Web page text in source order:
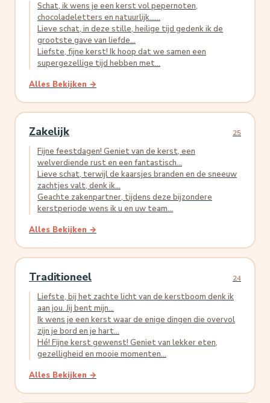
Schat, ik wens je een kerst vol pepernoten,
chocoladeletters en natuurlijk…...
Lieve schat, in deze stille, heilige tijd gedenk ik de
grootste gave van liefde...
Liefste, fijne kerst! Ik hoop dat we samen een
supergezellige tijd hebben met...
Alles Bekijken →
Zakelijk 25
Fijne feestdagen! Geniet van de kerst, een
welverdiende rust en een fantastisch...
Lieve schat, terwijl de kaarsjes branden en de sneeuw
zachtjes valt, denk ik...
Geachte zakenpartner, tijdens deze bijzondere
kerstperiode wens ik u en uw team...
Alles Bekijken →
Traditioneel 24
Liefste, bij het zachte licht van de kerstboom denk ik
aan jou. Jij bent mijn...
Ik wens je een kerst waar de enige dingen die overvol
zijn je bord en je hart...
Hé! Fijne kerst gewenst! Geniet van lekker eten,
gezelligheid en mooie momenten...
Alles Bekijken →